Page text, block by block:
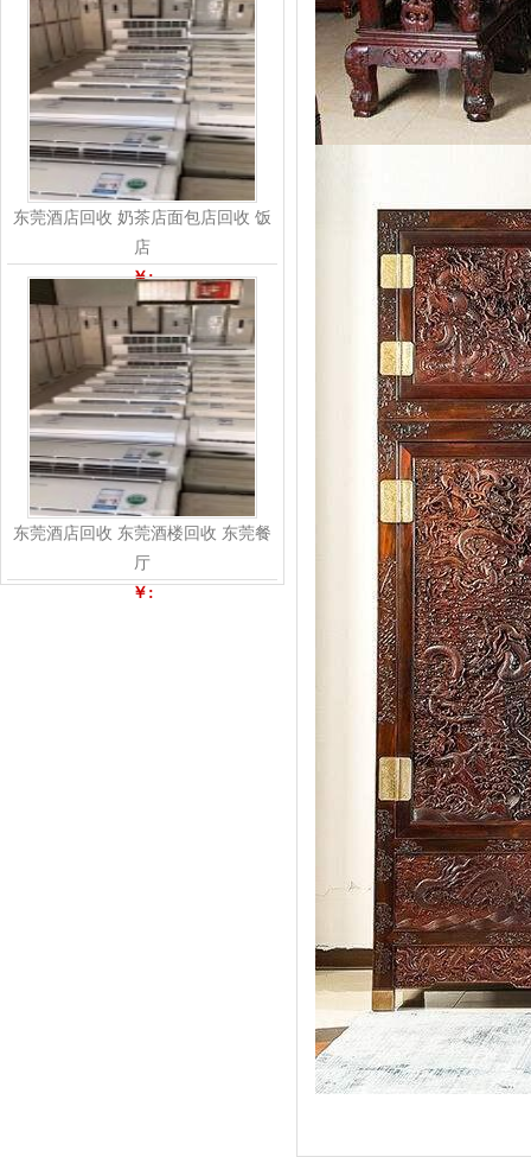
东莞酒店回收 奶茶店面包店回收 饭
店
￥:
东莞酒店回收 东莞酒楼回收 东莞餐
厅
￥: